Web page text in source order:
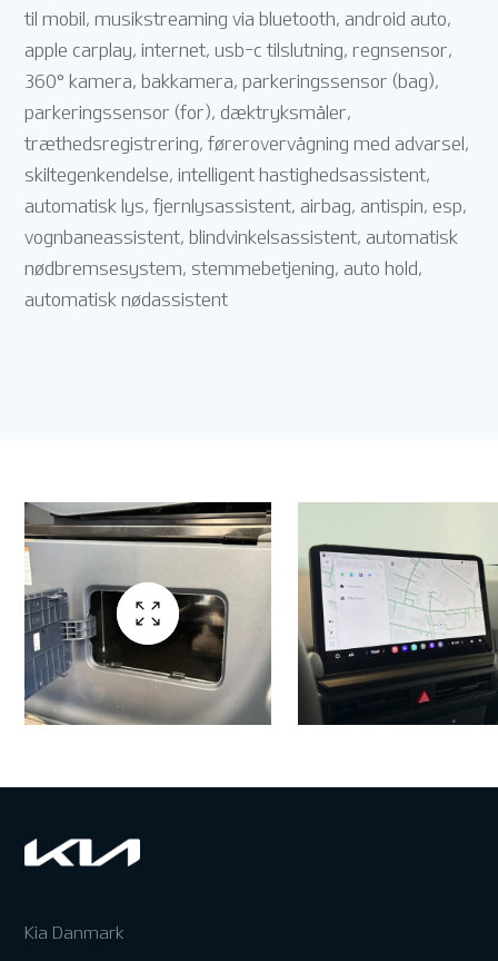
til mobil, musikstreaming via bluetooth, android auto,
apple carplay, internet, usb-c tilslutning, regnsensor,
360° kamera, bakkamera, parkeringssensor (bag),
parkeringssensor (for), dæktryksmåler,
træthedsregistrering, førerovervågning med advarsel,
skiltegenkendelse, intelligent hastighedsassistent,
automatisk lys, fjernlysassistent, airbag, antispin, esp,
vognbaneassistent, blindvinkelsassistent, automatisk
nødbremsesystem, stemmebetjening, auto hold,
automatisk nødassistent
Kia Danmark